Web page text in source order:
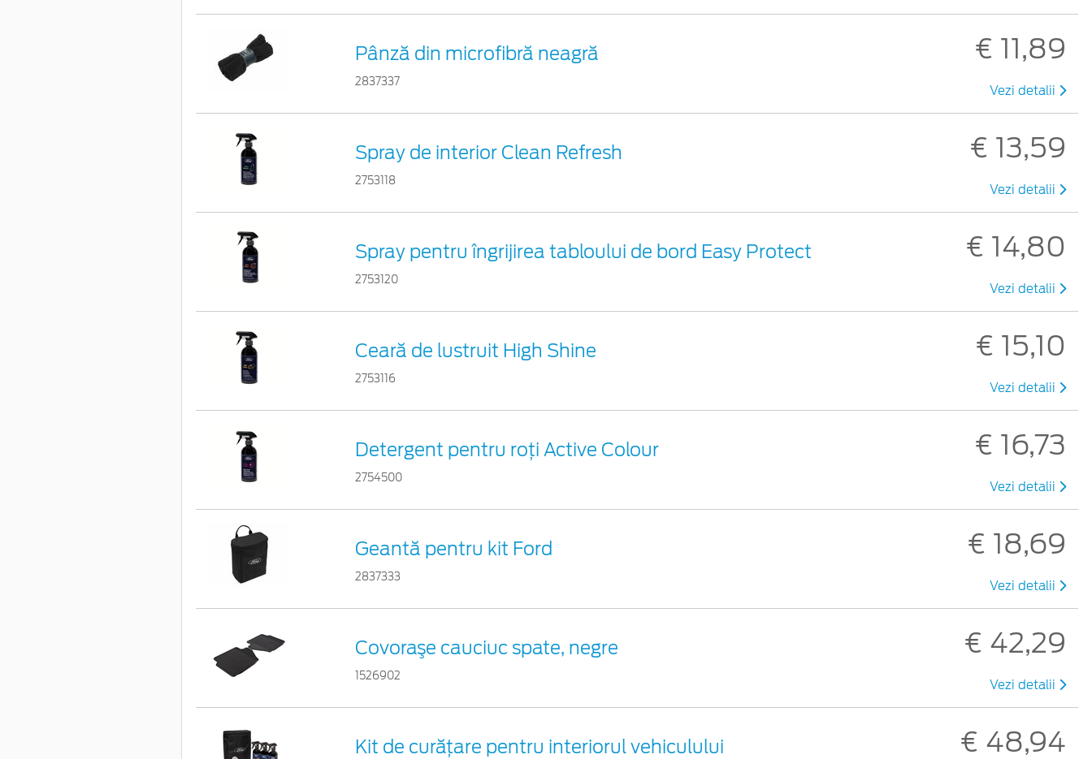
Pânză din microfibră neagră
2837337
€ 11,89
Vezi detalii
Spray de interior Clean Refresh
2753118
€ 13,59
Vezi detalii
Spray pentru îngrijirea tabloului de bord Easy Protect
2753120
€ 14,80
Vezi detalii
Ceară de lustruit High Shine
2753116
€ 15,10
Vezi detalii
Detergent pentru roți Active Colour
2754500
€ 16,73
Vezi detalii
Geantă pentru kit Ford
2837333
€ 18,69
Vezi detalii
Covoraşe cauciuc spate, negre
1526902
€ 42,29
Vezi detalii
Kit de curățare pentru interiorul vehiculului € 48,94